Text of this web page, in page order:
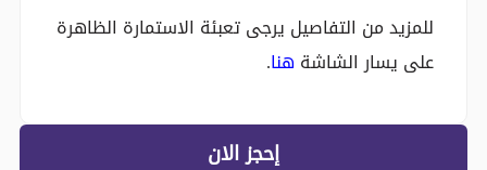
للمزيد من التفاصيل يرجى تعبئة الاستمارة الظاهرة
على يسار الشاشة هنا.
إحجز الان